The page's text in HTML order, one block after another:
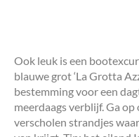
Ook leuk is een
blauwe grot ‘La Grotta
bestemming voor een
meerdaags verblijf. Ga
verscholen strandjes